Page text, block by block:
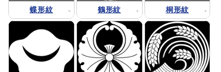
蝶形紋 鶴形紋 桐形紋